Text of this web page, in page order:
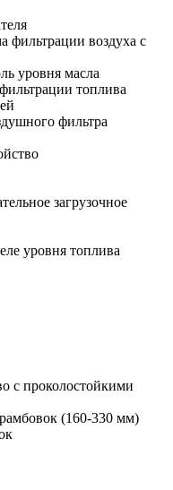
фильтрации воздуха с
уровня масла
топлива
фильтра
загрузочное
уровня топлива
с проколостойкими
(160-330 мм)